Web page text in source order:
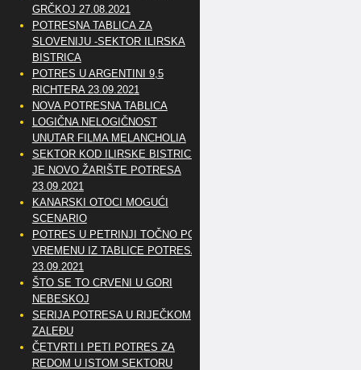
GRČKOJ 27.08.2021
POTRESNA TABLICA ZA
SLOVENIJU -SEKTOR ILIRSKA
BISTRICA
POTRES U ARGENTINI 9,5
RICHTERA 23.09.2021
NOVA POTRESNA TABLICA
LOGIČNA NELOGIČNOST
UNUTAR FILMA MELANCHOLIA
SEKTOR KOD ILIRSKE BISTRICE
JE NOVO ŽARIŠTE POTRESA
23.09.2021
KANARSKI OTOCI MOGUĆI
SCENARIO
POTRES U PETRINJI TOČNO PO
VREMENU IZ TABLICE POTRESA
23.09.2021
ŠTO SE TO CRVENI U GORI
NEBESKOJ
SERIJA POTRESA U RIJEČKOM
ZALEĐU
ČETVRTI I PETI POTRES ZA
REDOM U ISTOM SEKTORU